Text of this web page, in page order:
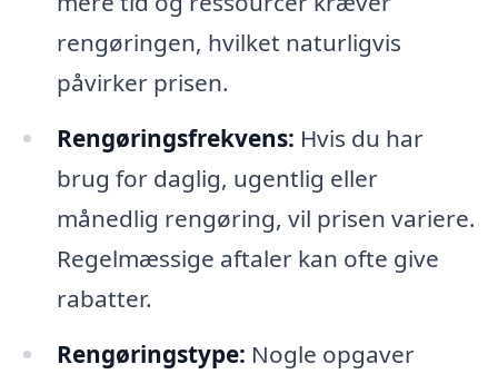
rengøringen, hvilket naturligvis
påvirker prisen.
Rengøringsfrekvens: Hvis du har
brug for daglig, ugentlig eller
månedlig rengøring, vil prisen variere.
Regelmæssige aftaler kan ofte give
rabatter.
Rengøringstype: Nogle opgaver